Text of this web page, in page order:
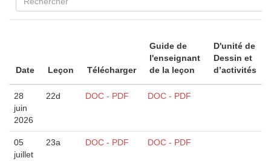
Date Leçon Télécharger
Guide de
l'enseignant
de la leçon
D'unité de
Dessin et
d’activités
28
juin
2026
22d DOC - PDF DOC - PDF
05
juillet
23a DOC - PDF DOC - PDF